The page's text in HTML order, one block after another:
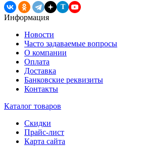
T
Информация
Новости
Часто задаваемые вопросы
О компании
Оплата
Доставка
Банковские реквизиты
Контакты
Каталог товаров
Скидки
Прайс-лист
Карта сайта